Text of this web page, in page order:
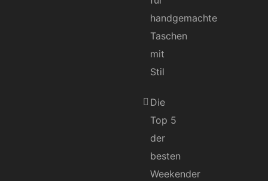
handgemachte
Taschen
mit
Stil
Die
Top 5
der
besten
Weekender